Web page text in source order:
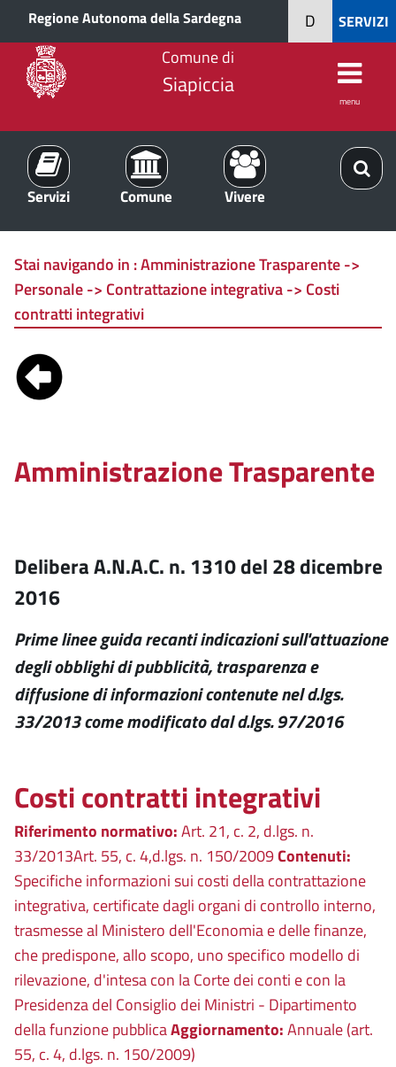
Regione Autonoma della Sardegna SERVIZI
D
Comune di
Siapiccia
menu
Servizi Comune Vivere
Stai navigando in :Amministrazione Trasparente ->
Personale -> Contrattazione integrativa -> Costi
contratti integrativi
Amministrazione Trasparente
Delibera A.N.A.C. n. 1310 del 28 dicembre
2016
Prime linee guida recanti indicazioni sull'attuazione
degli obblighi di pubblicità, trasparenza e
diffusione di informazioni contenute nel d.lgs.
33/2013 come modificato dal d.lgs. 97/2016
Costi contratti integrativi
Riferimento normativo:Art. 21, c. 2, d.lgs. n.
33/2013Art. 55, c. 4,d.lgs. n. 150/2009Contenuti:
Specifiche informazioni sui costi della contrattazione
integrativa, certificate dagli organi di controllo interno,
trasmesse al Ministero dell'Economia e delle finanze,
che predispone, allo scopo, uno specifico modello di
rilevazione, d'intesa con la Corte dei conti e con la
Presidenza del Consiglio dei Ministri - Dipartimento
della funzione pubblicaAggiornamento:Annuale (art.
55, c. 4, d.lgs. n. 150/2009)